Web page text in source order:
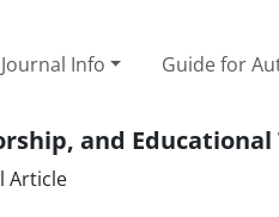
Journal Info Guide for
and Educational
Article